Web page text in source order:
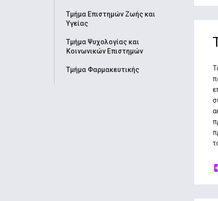
Τμήμα Επιστημών Ζωής και
Υγείας
Τμήμα Ψυχολογίας και
Κοινωνικών Επιστημών
Τμήμα Φαρμακευτικής